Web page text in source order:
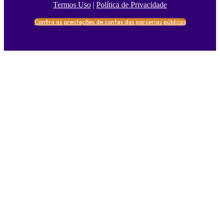
Termos Uso | Política de Privacidade
Confira as prestações de contas das parcerias públicas